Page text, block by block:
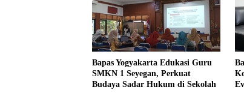
Bapas Yogyakarta Edukasi Guru
SMKN 1 Seyegan, Perkuat
Budaya Sadar Hukum di Sekolah